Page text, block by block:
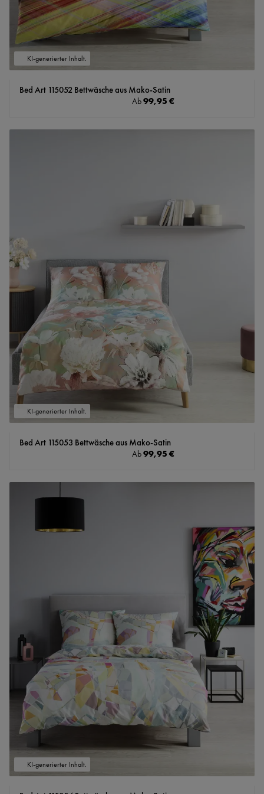
KI-generierter Inhalt.
Bed Art 115052 Bettwäsche aus Mako-Satin
Regulärer Preis:
Ab99,95 €
KI-generierter Inhalt.
Bed Art 115053 Bettwäsche aus Mako-Satin
Regulärer Preis:
Ab99,95 €
KI-generierter Inhalt.